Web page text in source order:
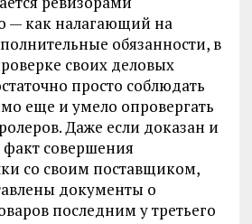
— как налагающий на
обязанности, в
своих деловых
просто соблюдать
еще и умело опровергать
Даже если доказан и
факт совершения
со своим поставщиком,
документы о
последним у третьего